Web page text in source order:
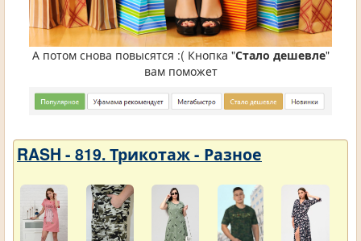
А потом снова повысятся :( Кнопка "Стало дешевле"
вам поможет
RASH - 819. Трикотаж - Разное